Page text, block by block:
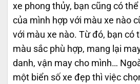
xe phong thủy, bạn cũng có
của mình hợp với màu xe nào
với màu xe nào. Từ đó, bạn có
màu sắc phù hợp, mang lại
danh, vận may cho mình…
một biển số xe đẹp thì việc